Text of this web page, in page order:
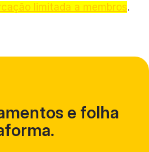
limitada a membros.
e folha